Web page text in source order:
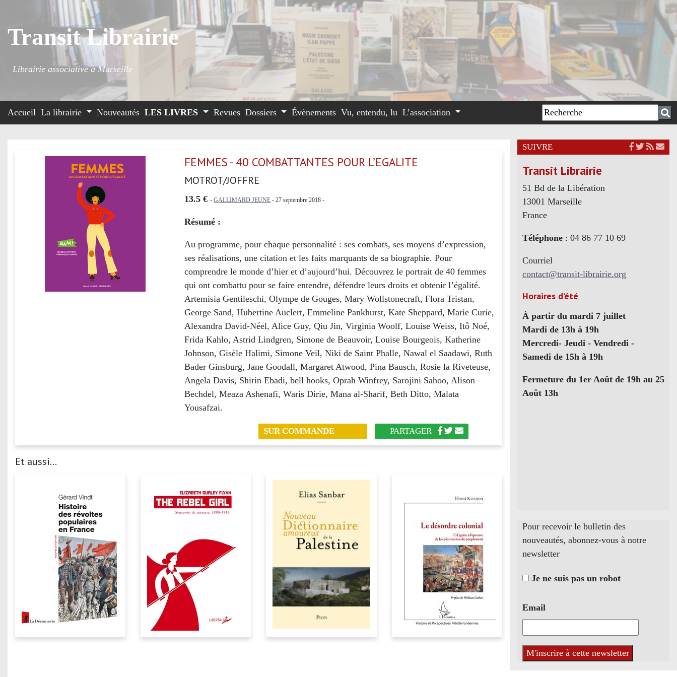
Transit Librairie
Librairie associative à Marseille
Accueil La librairie Nouveautés LES LIVRES Revues Dossiers Évènements Vu, entendu, lu L’association
FEMMES - 40 COMBATTANTES POUR L’EGALITE
MOTROT/JOFFRE
13.5 € -GALLIMARD JEUNE - 27 septembre 2018 -
Résumé :
Au programme, pour chaque personnalité : ses combats, ses moyens d’expression,
ses réalisations, une citation et les faits marquants de sa biographie. Pour
comprendre le monde d’hier et d’aujourd’hui. Découvrez le portrait de 40 femmes
qui ont combattu pour se faire entendre, défendre leurs droits et obtenir l’égalité.
Artemisia Gentileschi, Olympe de Gouges, Mary Wollstonecraft, Flora Tristan,
George Sand, Hubertine Auclert, Emmeline Pankhurst, Kate Sheppard, Marie Curie,
Alexandra David-Néel, Alice Guy, Qiu Jin, Virginia Woolf, Louise Weiss, Itô Noé,
Frida Kahlo, Astrid Lindgren, Simone de Beauvoir, Louise Bourgeois, Katherine
Johnson, Gisèle Halimi, Simone Veil, Niki de Saint Phalle, Nawal el Saadawi, Ruth
Bader Ginsburg, Jane Goodall, Margaret Atwood, Pina Bausch, Rosie la Riveteuse,
Angela Davis, Shirin Ebadi, bell hooks, Oprah Winfrey, Sarojini Sahoo, Alison
Bechdel, Meaza Ashenafi, Waris Dirie, Mana al-Sharif, Beth Ditto, Malata
Yousafzai.
SUR COMMANDE PARTAGER
Et aussi...
SUIVRE
Transit Librairie
51 Bd de la Libération
13001 Marseille
France
Téléphone: 04 86 77 10 69
Courriel
contact@transit-librairie.org
Horaires d’été
À partir du mardi 7 juillet
Mardi de 13h à 19h
Mercredi- Jeudi - Vendredi -
Samedi de 15h à 19h
Fermeture du 1er Août de 19h au 25
Août 13h
Pour recevoir le bulletin des
nouveautés, abonnez-vous à notre
newsletter
Je ne suis pas un robot
Email